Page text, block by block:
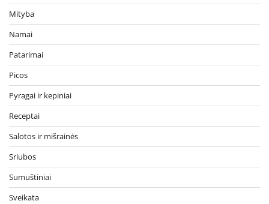
Mityba
Namai
Patarimai
Picos
Pyragai ir kepiniai
Receptai
Salotos ir mišrainės
Sriubos
Sumuštiniai
Sveikata